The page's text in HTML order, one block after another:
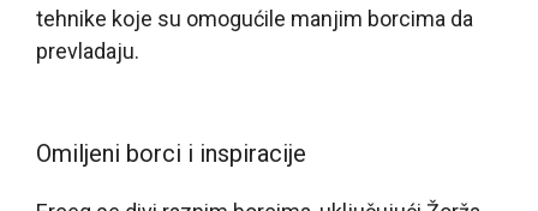
tehnike koje su omogućile manjim borcima da
prevladaju.
Omiljeni borci i inspiracije